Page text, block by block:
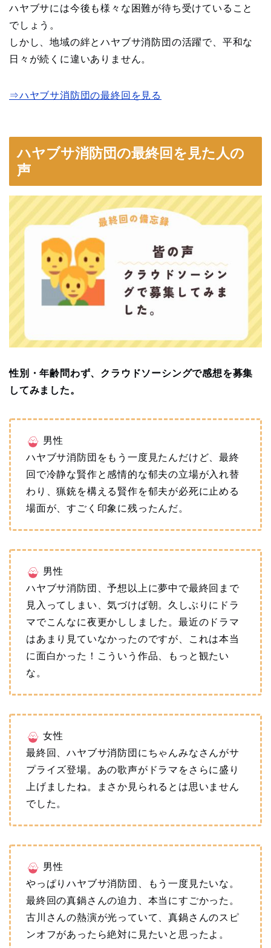
ハヤブサには今後も様々な困難が待ち受けていること
でしょう。
しかし、地域の絆とハヤブサ消防団の活躍で、平和な
日々が続くに違いありません。
⇒ハヤブサ消防団の最終回を見る
ハヤブサ消防団の最終回を見た人の
声
性別・年齢問わず、クラウドソーシングで感想を募集
してみました。
男性
ハヤブサ消防団をもう一度見たんだけど、最終
回で冷静な賢作と感情的な郁夫の立場が入れ替
わり、猟銃を構える賢作を郁夫が必死に止める
場面が、すごく印象に残ったんだ。
男性
ハヤブサ消防団、予想以上に夢中で最終回まで
見入ってしまい、気づけば朝。久しぶりにドラ
マでこんなに夜更かししました。最近のドラマ
はあまり見ていなかったのですが、これは本当
に面白かった！こういう作品、もっと観たい
な。
女性
最終回、ハヤブサ消防団にちゃんみなさんがサ
プライズ登場。あの歌声がドラマをさらに盛り
上げましたね。まさか見られるとは思いません
でした。
男性
やっぱりハヤブサ消防団、もう一度見たいな。
最終回の真鍋さんの迫力、本当にすごかった。
古川さんの熱演が光っていて、真鍋さんのスピ
ンオフがあったら絶対に見たいと思ったよ。